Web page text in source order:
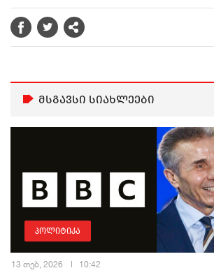
მსგავსი სიახლეები
პოლიტიკა
13 თებ, 2026 10:42